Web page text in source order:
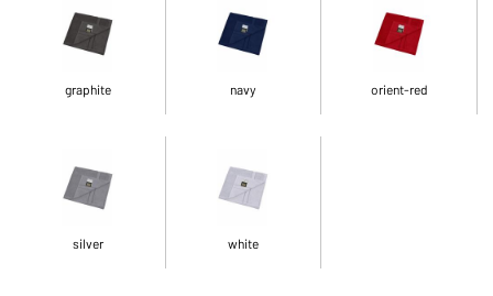
graphite navy orient-red
silver white